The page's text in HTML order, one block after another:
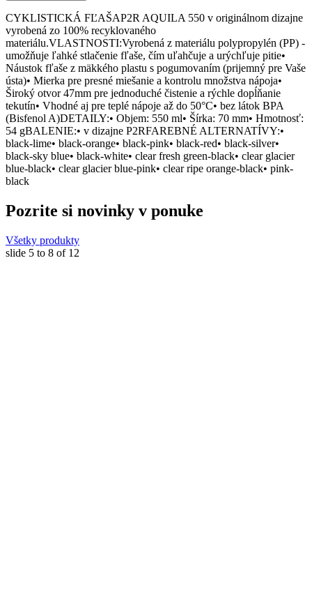
CYKLISTICKÁ FĽAŠAP2R AQUILA 550 v originálnom dizajne
vyrobená zo 100% recyklovaného
materiálu.VLASTNOSTI:Vyrobená z materiálu polypropylén (PP) -
umožňuje ľahké stlačenie fľaše, čím uľahčuje a urýchľuje pitie•
Náustok fľaše z mäkkého plastu s pogumovaním (prijemný pre Vaše
ústa)• Mierka pre presné miešanie a kontrolu množstva nápoja•
Široký otvor 47mm pre jednoduché čistenie a rýchle dopĺňanie
tekutín• Vhodné aj pre teplé nápoje až do 50°C• bez látok BPA
(Bisfenol A)DETAILY:• Objem: 550 ml• Šírka: 70 mm• Hmotnosť:
54 gBALENIE:• v dizajne P2RFAREBNÉ ALTERNATÍVY:•
black-lime• black-orange• black-pink• black-red• black-silver•
black-sky blue• black-white• clear fresh green-black• clear glacier
blue-black• clear glacier blue-pink• clear ripe orange-black• pink-
black
Pozrite si novinky v ponuke
Všetky produkty
slide 5 to 8 of 12